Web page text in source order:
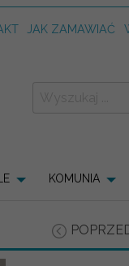
JAK ZAMAWIAĆ
KOMUNIA